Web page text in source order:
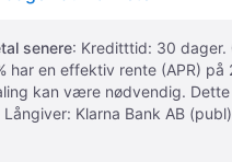
senere: Kreditttid: 30 dager.
har en effektiv rente (APR)
kan være nødvendig.
Klarna Bank AB